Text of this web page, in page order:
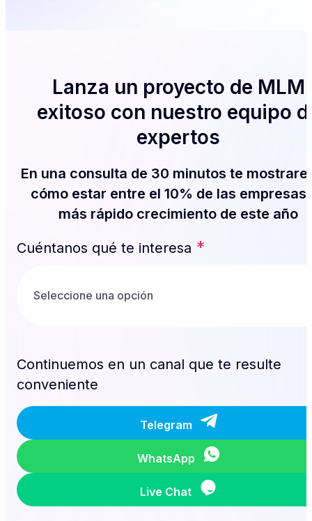
Lanza un proyecto de MLM
exitoso con nuestro equipo
expertos
En una consulta de 30 minutos te
cómo estar entre el 10% de las empresas
más rápido crecimiento de este año
Cuéntanos qué te interesa *
Continuemos en un canal que te resulte
conveniente
Telegram
WhatsApp
Live Chat